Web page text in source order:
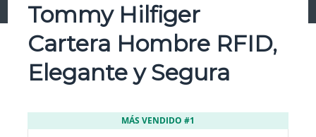
Tommy Hilfiger
Cartera Hombre RFID,
Elegante y Segura
MÁS VENDIDO #1